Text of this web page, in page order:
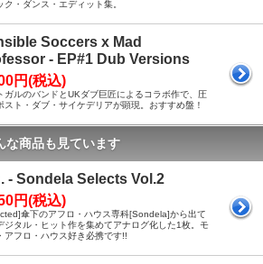
ク・ダンス・エディット集。
Soccers x Mad
- EP#1 Dub Versions
円(税込)
ガルのバンドとUKダブ巨匠によるコラボ作で、圧
スト・ダブ・サイケデリアが顕現。おすすめ盤！
な商品も見ています
- Sondela Selects Vol.2
円(税込)
傘下のアフロ・ハウス専科[Sondela]から出て
ジタル・ヒット作を集めてアナログ化した1枚。モ
アフロ・ハウス好き必携です!!